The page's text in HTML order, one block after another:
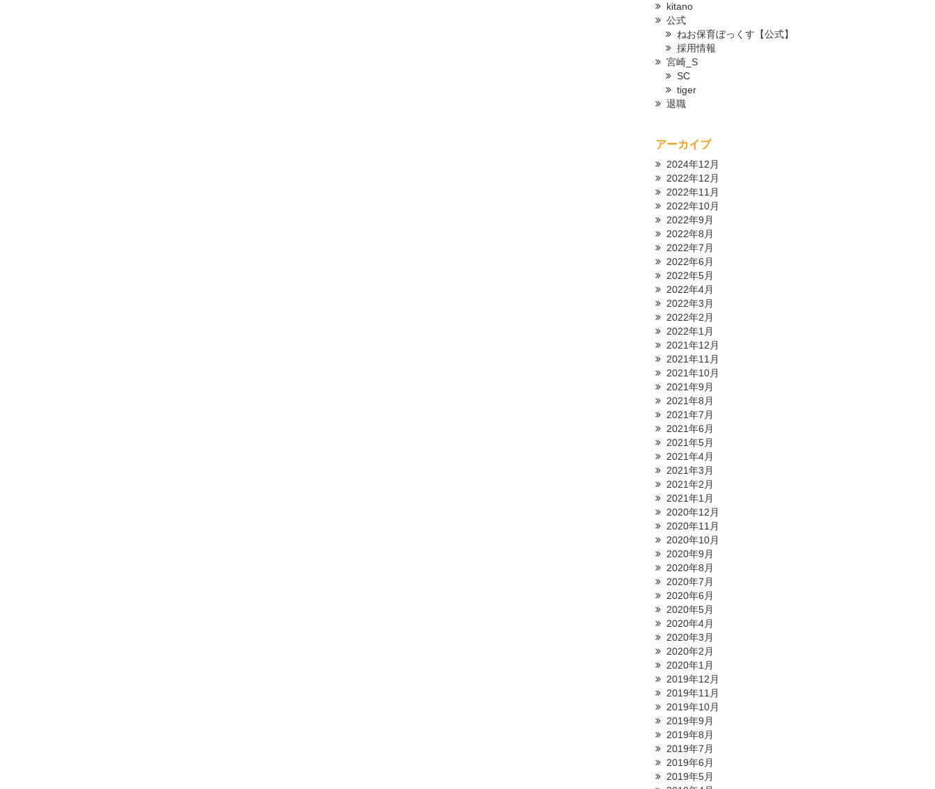
kitano
公式
ねお保育ぼっくす【公式】
採用情報
宮崎_S
SC
tiger
退職
アーカイブ
2024年12月
2022年12月
2022年11月
2022年10月
2022年9月
2022年8月
2022年7月
2022年6月
2022年5月
2022年4月
2022年3月
2022年2月
2022年1月
2021年12月
2021年11月
2021年10月
2021年9月
2021年8月
2021年7月
2021年6月
2021年5月
2021年4月
2021年3月
2021年2月
2021年1月
2020年12月
2020年11月
2020年10月
2020年9月
2020年8月
2020年7月
2020年6月
2020年5月
2020年4月
2020年3月
2020年2月
2020年1月
2019年12月
2019年11月
2019年10月
2019年9月
2019年8月
2019年7月
2019年6月
2019年5月